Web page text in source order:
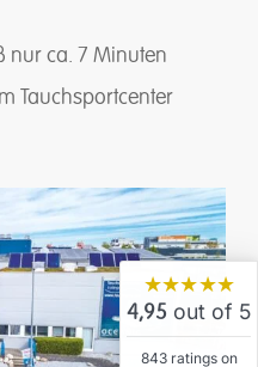
nur ca. 7 Minuten
Tauchsportcenter
★★★★★
4,95 out of 5
843 ratings on